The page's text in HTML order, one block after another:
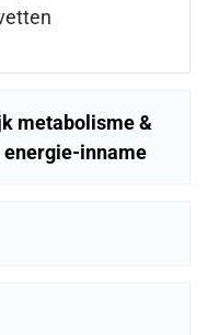
metabolisme &
energie-inname